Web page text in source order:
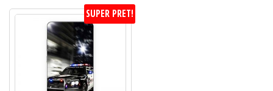
SUPER PRET!